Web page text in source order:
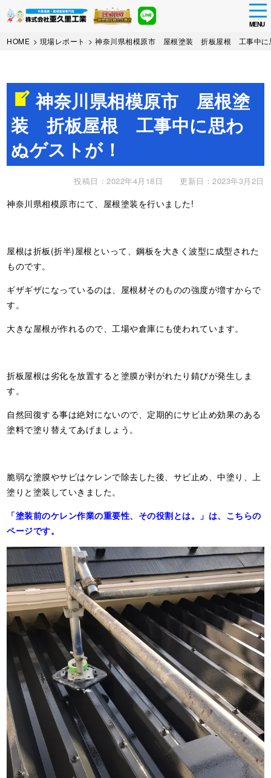
Skip
MENU
HOME > 現場レポート >神奈川県相模原市 屋根塗装 折板屋根 工事中に
神奈川県相模原市 屋根塗
装 折板屋根 工事中に思わ
ぬゲストが！
投稿日：2022年4月18日 更新日：2023年3月2日
神奈川県相模原市にて、屋根塗装を行いました!
屋根は折板(折半)屋根といって、鋼板を大きく波型に成型された
ものです。
ギザギザになっているのは、屋根材そのものの強度が増すからで
す。
大きな屋根が作れるので、工場や倉庫にも使われています。
折板屋根は劣化を放置すると塗膜が剥がれたり錆びが発生しま
す。
自然回復する事は絶対にないので、定期的にサビ止め効果のある
塗料で塗り替えてあげましょう。
脆弱な塗膜やサビはケレンで除去した後、サビ止め、中塗り、上
塗りと塗装していきました。
「塗装前のケレン作業の重要性、その役割とは。」は、こちらの
ページです。